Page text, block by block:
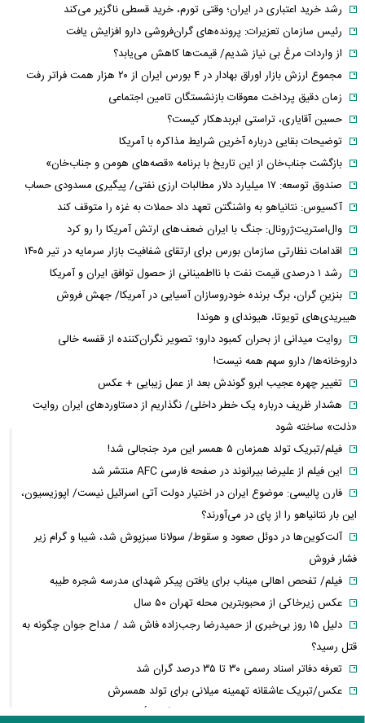
رشد خرید اعتباری در ایران؛ وقتی تورم، خرید قسطی ناگزیر می‌کند
رئیس سازمان تعزیرات: پرونده‌های گران‌فروشی دارو افزایش یافت
از واردات مرغ بی نیاز شدیم/ قیمت‌ها کاهش می‌یابد؟
مجموع ارزش بازار اوراق بهادار در ۴ بورس ایران از ۲۰ هزار همت فراتر رفت
زمان دقیق پرداخت معوقات بازنشستگان تامین اجتماعی
حسین آقایاری، تراستی ابربدهکار کیست؟
توضیحات بقایی درباره آخرین شرایط مذاکره با آمریکا
بازگشت جناب‌خان از این تاریخ با برنامه «قصه‌های هومن و جناب‌خان»
صندوق توسعه: ۱۷ میلیارد دلار مطالبات ارزی نفتی/ پیگیری مسدودی حساب
آکسیوس: نتانیاهو به واشنگتن تعهد داد حملات به غزه را متوقف کند
وال‌استریت‌ژرونال: جنگ با ایران ضعف‌های ارتش آمریکا را رو کرد
اقدامات نظارتی سازمان بورس برای ارتقای شفافیت بازار سرمایه در تیر ۱۴۰۵
رشد ۱ درصدی قیمت نفت با نااطمینانی از حصول توافق ایران و آمریکا
بنزینِ گران، برگ برنده خودروسازان آسیایی در آمریکا/ جهش فروش
هیبریدی‌های تویوتا، هیوندای و هوندا
روایت میدانی از بحران کمبود دارو؛ تصویر نگران‌کننده از قفسه خالی
داروخانه‌ها/ دارو سهم همه نیست!
تغییر چهره عجیب ابرو گوندش بعد از عمل زیبایی + عکس
هشدار ظریف درباره یک خطر داخلی/ نگذاریم از دستاوردهای ایران روایت
«ذلت» ساخته شود
فیلم/تبریک تولد همزمان ۵ همسر این مرد جنجالی شد!
این فیلم از علیرضا بیرانوند در صفحه فارسی AFC منتشر شد
فارن پالیسی: موضوع ایران در اختیار دولت آتی اسرائیل نیست/ اپوزیسیون،
این بار نتانیاهو را از پای در می‌آورند؟
آلت‌کوین‌ها در دوئل صعود و سقوط/ سولانا سبزپوش شد، شیبا و گرام زیر
فشار فروش
فیلم/ تفحص اهالی میناب برای یافتن پیکر شهدای مدرسه شجره طیبه
عکس زیرخاکی از محبوبترین محله تهران ۵۰ سال
دلیل ۱۵ روز بی‌خبری از حمیدرضا رجب‌زاده فاش شد / مداح جوان چگونه به
قتل رسید؟
تعرفه دفاتر اسناد رسمی ۳۰ تا ۳۵ درصد گران شد
عکس/تبریک عاشقانه تهمینه میلانی برای تولد همسرش
آخرین وضعیت پرداخت معوقات بازنشستگان تأمین اجتماعی